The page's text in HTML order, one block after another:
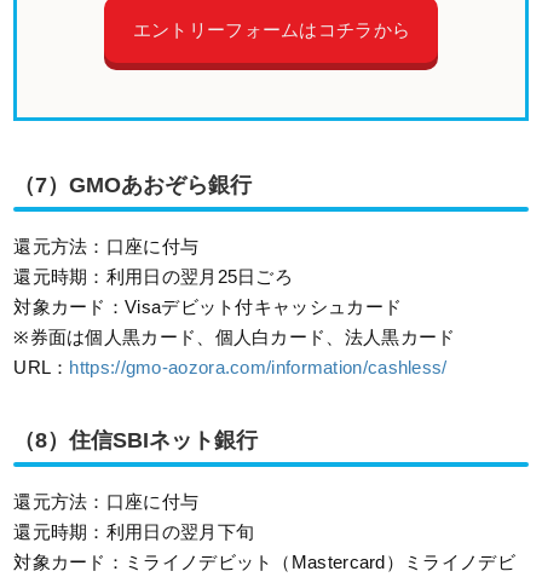
エントリーフォームはコチラから
（7）GMOあおぞら銀行
還元方法：口座に付与
還元時期：利用日の翌月25日ごろ
対象カード：Visaデビット付キャッシュカード
※券面は個人黒カード、個人白カード、法人黒カード
URL： https://gmo-aozora.com/information/cashless/
（8）住信SBIネット銀行
還元方法：口座に付与
還元時期：利用日の翌月下旬
対象カード：ミライノデビット（Mastercard）ミライノデビ